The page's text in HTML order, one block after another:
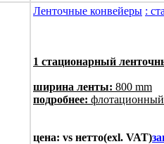
Ленточные конвейеры :
1 стационарный
ширина ленты: 800 mm
подробнее:
цена: vs нетто(exl. VAT)